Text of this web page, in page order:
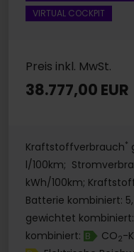
VIRTUAL COCKPIT
Preis inkl. MwSt.
38.777,00 EUR
Kraftstoffverbrauch*
l/100km;
kWh/100km;
Batterie kombiniert:
gewichtet
kombiniert: B CO2-